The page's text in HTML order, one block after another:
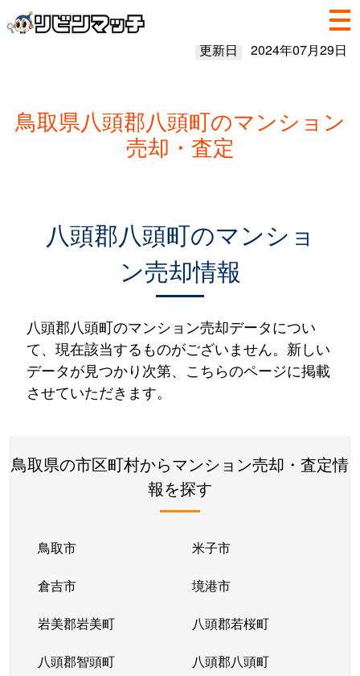
更新日 2024年07月29日
鳥取県八頭郡八頭町のマンション
売却・査定
八頭郡八頭町のマンショ
ン売却情報
八頭郡八頭町のマンション売却データについ
て、現在該当するものがございません。新しい
データが見つかり次第、こちらのページに掲載
させていただきます。
鳥取県の市区町村からマンション売却・査定情
報を探す
鳥取市 米子市
倉吉市 境港市
岩美郡岩美町 八頭郡若桜町
八頭郡智頭町 八頭郡八頭町